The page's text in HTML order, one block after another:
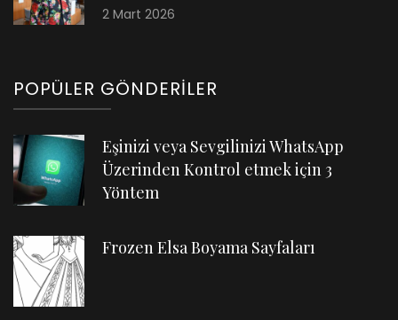
2 Mart 2026
POPÜLER GÖNDERILER
Eşinizi veya Sevgilinizi WhatsApp
Üzerinden Kontrol etmek için 3
Yöntem
Frozen Elsa Boyama Sayfaları